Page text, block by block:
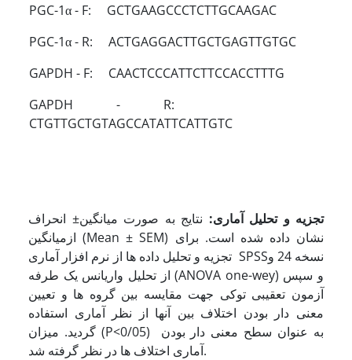
PGC-1α - F: GCTGAAGCCCTCTTGCAAGAC
PGC-1α - R: ACTGAGGACTTGCTGAGTTGTGC
GAPDH - F: CAACTCCCATTCTTCCACCTTTG
GAPDH - R:
CTGTTGCTGTAGCCATATTCATTGTC
تجزیه و تحلیل آماری: نتایج به صورت میانگین± انحراف
ازمیانگین (Mean ± SEM) نشان داده شده است. برای
تجزیه و تحلیل داده ها از نرم افزار آماری SPSSنسخه 24 و
از تحلیل واریانس یک طرفه (ANOVA one-wey) و سپس
آزمون تعقیبی توکی جهت مقایسه بین گروه ها و تعیین
معنی دار بودن اختلاف بین آنها از نظر آماری استفاده
گردید. میزان (P<0/05) به عنوان سطح معنی دار بودن
آماری اختلاف ها در نظر گرفته شد.